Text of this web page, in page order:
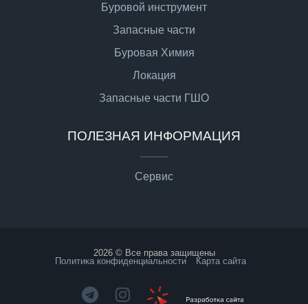
Буровой инструмент
Запасные части
Буровая Химия
Локация
Запасные части ГШО
ПОЛЕЗНАЯ ИНФОРМАЦИЯ
Сервис
2026 © Все права защищены
Политика конфиденциальности
Карта сайта